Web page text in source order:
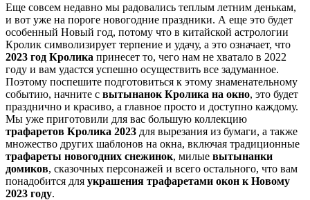
Еще совсем недавно мы радовались теплым летним денькам,
и вот уже на пороге новогодние праздники. А еще это будет
особенный Новый год, потому что в китайской астрологии
Кролик символизирует терпение и удачу, а это означает, что
2023 год Кролика принесет то, чего нам не хватало в 2022
году и вам удастся успешно осуществить все задуманное.
Поэтому поспешите подготовиться к этому знаменательному
событию, начните с вытынанок Кролика на окно, это будет
празднично и красиво, а главное просто и доступно каждому.
Мы уже приготовили для вас большую коллекцию
трафаретов Кролика 2023 для вырезания из бумаги, а также
множество других шаблонов на окна, включая традиционные
трафареты новогодних снежинок, милые вытынанки
домиков, сказочных персонажей и всего остального, что вам
понадобится для украшения трафаретами окон к Новому
2023 году.